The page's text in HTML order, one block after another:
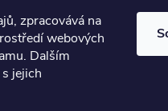
zpracovává na
webových
Dalším
jejich